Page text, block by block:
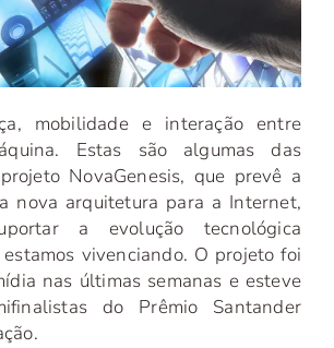
mobilidade e interação entre
Estas são algumas das
NovaGenesis, que prevê a
nova arquitetura para a Internet,
a evolução tecnológica
vivenciando. O projeto foi
nas últimas semanas e esteve
do Prêmio Santander